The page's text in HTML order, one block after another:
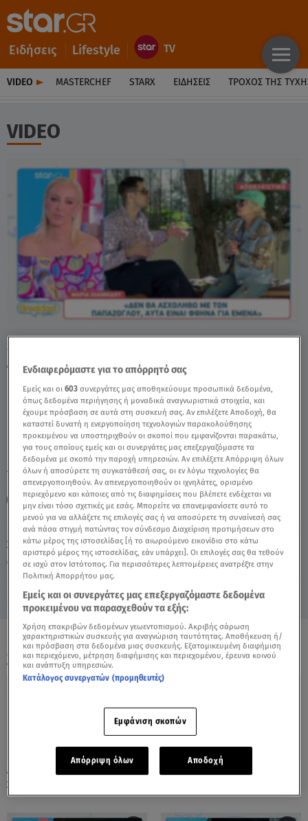
Ειδήσεις Lifestyle
VIDEO MASTERCHEF STARX ΕΙΔΉΣΕΙΣ ΤΡΟΧΌΣ ΤΗΣ
VIDEO
Σάββατο 8 Αυγούστου 2026
23.04.26, 09:42 CELEBRITIES & GOSSIP ΝΕΑ
Μαρία Ιωαννίδου: Η απάντησή της στον
Δημήτρη Παπάζογλου - Video
TAGS: ΜΑΡΙΑ ΙΩΑΝΝΙΔΟΥ ΔΗΜΗΤΡΗΣ ΠΑΠΑΖΟΓΛΟΥ
BREAKFAST@STAR
ΟΛΑ ΤΑ ΒΙΝΤΕΟ
Λόλα Νταϊφά: Η Πιο Δύσκολη
Στιγμή Στην Καριέρα Της
Ενδιαφερόμαστε για το απόρρητό σας
Εμείς και οι603 συνεργάτες μας αποθηκεύουμε προσωπικά δεδομένα,
όπως δεδομένα περιήγησης ή μοναδικά αναγνωριστικά στοιχεία, και
έχουμε πρόσβαση σε αυτά στη συσκευή σας. Αν επιλέξετε Αποδοχή, θα
καταστεί δυνατή η ενεργοποίηση τεχνολογιών παρακολούθησης
προκειμένου να υποστηριχθούν οι σκοποί που εμφανίζονται παρακάτω,
για τους οποίους εμείς και οι συνεργάτες μας επεξεργαζόμαστε τα
δεδομένα με σκοπό την παροχή υπηρεσιών. Αν επιλέξετε Απόρριψη όλων
όλων ή αποσύρετε τη συγκατάθεσή σας, οι εν λόγω τεχνολογίες θα
απενεργοποιηθούν. Αν απενεργοποιηθούν οι ιχνηλάτες, ορισμένο
περιεχόμενο και κάποιες από τις διαφημίσεις που βλέπετε ενδέχεται να
μην είναι τόσο σχετικές με εσάς. Μπορείτε να επανεμφανίσετε αυτό το
μενού για να αλλάξετε τις επιλογές σας ή να αποσύρετε τη συναίνεσή σας
ανά πάσα στιγμή πατώντας τον σύνδεσμο Διαχείριση προτιμήσεων στο
κάτω μέρος της ιστοσελίδας [ή το αιωρούμενο εικονίδιο στο κάτω
αριστερό μέρος της ιστοσελίδας, εάν υπάρχει]. Οι επιλογές σας θα τεθούν
σε ισχύ στον Ιστότοπος. Για περισσότερες λεπτομέρειες ανατρέξτε στην
Πολιτική Απορρήτου μας.
Εμείς και οι συνεργάτες μας επεξεργαζόμαστε δεδομένα
προκειμένου να παρασχεθούν τα εξής:
Χρήση επακριβών δεδομένων γεωεντοπισμού. Ακριβής σάρωση
χαρακτηριστικών συσκευής για αναγνώριση ταυτότητας. Αποθήκευση ή/
και πρόσβαση στα δεδομένα μιας συσκευής. Εξατομικευμένη διαφήμιση
και περιεχόμενο, μέτρηση διαφήμισης και περιεχομένου, έρευνα κοινού
και ανάπτυξη υπηρεσιών.
Κατάλογος συνεργατών (προμηθευτές)
Εμφάνιση σκοπών
Απόρριψη όλων Αποδοχή